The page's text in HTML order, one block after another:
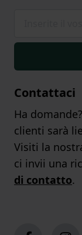
Contattaci
Ha
clienti sarà
Visiti la
ci invii una
di contatto.